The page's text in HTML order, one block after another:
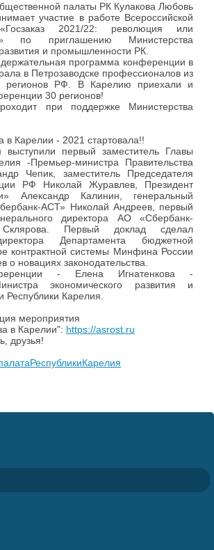
палаты РК Кулакова Любовь
участие в работе Всероссийской
2021/22: революция или
по приглашению Министерства
и промышленности РК.
программа конференции в
в Петрозаводске профессионалов из
регионов РФ. В Карелию приехали и
30 регионов!
при поддержке Министерства
в Карелии - 2021 стартовала!!
выступили первый заместитель Главы
-Премьер-министра Правительства
Чепик, заместитель Председателя
РФ Николай Журавлев, Президент
Александр Калинин, генеральный
АСТ» Николай Андреев, первый
директора АО «Сбербанк-
Первый доклад сделал
Департамента бюджетной
контрактной системы Минфина России
о новациях законодательства.
- Елена Игнатенкова -
экономического развития и
Карелия.
мероприятия
в Карелии": https://asrost.ru
друзья!